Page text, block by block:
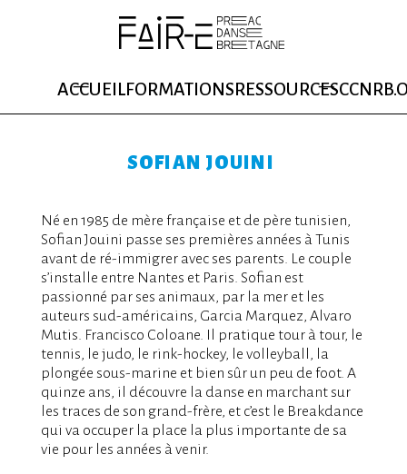
ACCUEILFORMATIONSRESSOURCES
SOFIAN JOUINI
Né en 1985 de mère française et de père tunisien,
Sofian Jouini passe ses premières années à Tunis
avant de ré-immigrer avec ses parents. Le couple
s’installe entre Nantes et Paris. Sofian est
passionné par ses animaux, par la mer et les
auteurs sud-américains, Garcia Marquez, Alvaro
Mutis. Francisco Coloane. Il pratique tour à tour, le
tennis, le judo, le rink-hockey, le volleyball, la
plongée sous-marine et bien sûr un peu de foot. A
quinze ans, il découvre la danse en marchant sur
les traces de son grand-frère, et c’est le Breakdance
qui va occuper la place la plus importante de sa
vie pour les années à venir.